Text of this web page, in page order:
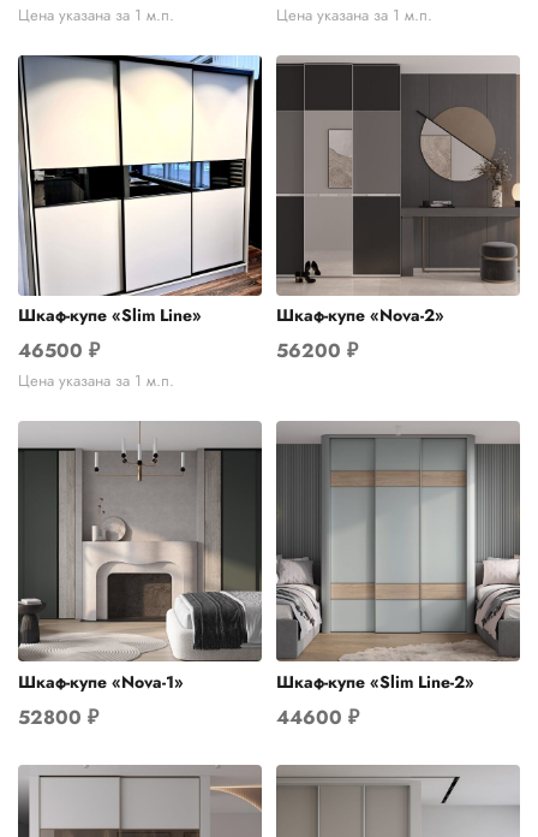
Цена указана за 1 м.п. Цена указана за 1 м.п.
Шкаф-купе «Slim Line»
46500 ₽
Цена указана за 1 м.п.
Шкаф-купе «Nova-2»
56200 ₽
Шкаф-купе «Nova-1»
52800 ₽
Шкаф-купе «Slim Line-2»
44600 ₽